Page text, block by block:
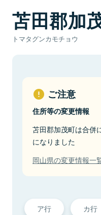
苫田郡加
トマタグンカモチョウ
ご注意
住所等の変更情報
苫田郡加茂町は合併
になりました
岡山県の変更情報一
ア行 カ行